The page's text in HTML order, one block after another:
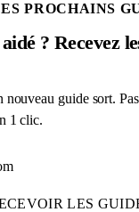
PROCHAINS
? Recevez
guide sort.
1 clic.
LES